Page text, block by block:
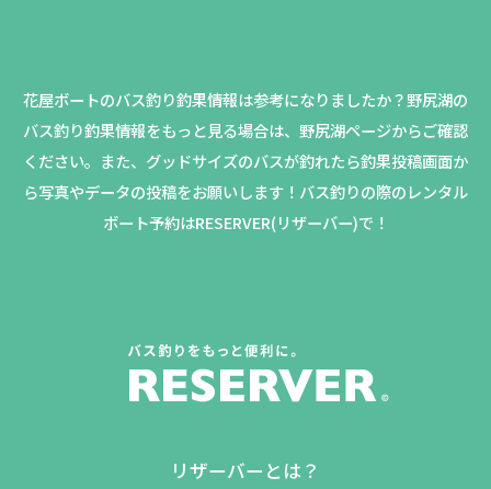
花屋ボートのバス釣り釣果情報は参考になりましたか？野尻湖の
バス釣り釣果情報をもっと見る場合は、野尻湖ページからご確認
ください。 また、グッドサイズのバスが釣れたら釣果投稿画面か
ら写真やデータの投稿をお願いします！バス釣りの際のレンタル
ボート予約はRESERVER(リザーバー)で！
リザーバーとは？